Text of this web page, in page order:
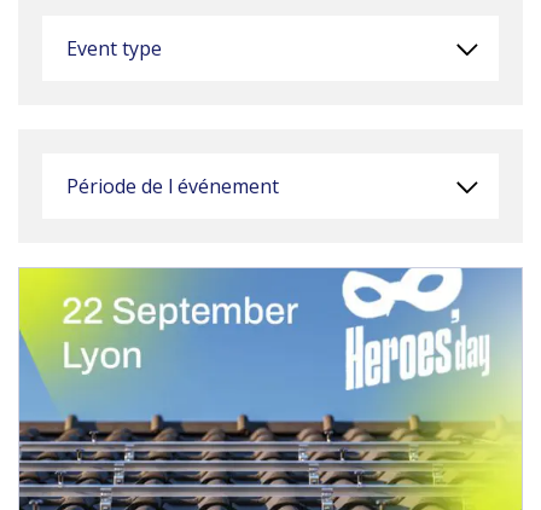
Event type
Période de l événement